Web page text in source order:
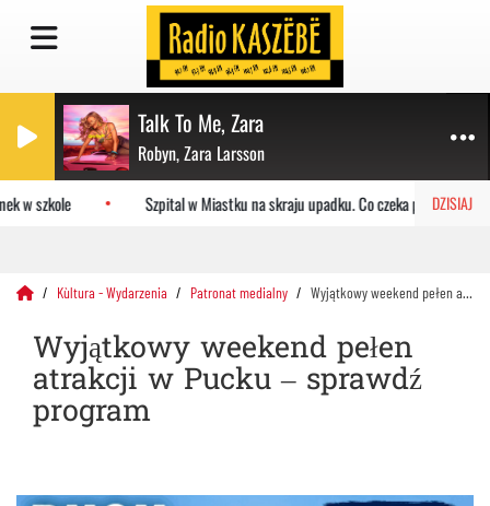
Talk To Me, Zara
Robyn, Zara Larsson
DZISIAJ
w szkole Szpital w Miastku na skraju upadku. Co czeka placówkę?
Kùltura - Wydarzenia Patronat medialny Wyjątkowy weekend pełen atrakcji w Pucku – sprawdź program
Wyjątkowy weekend pełen
atrakcji w Pucku – sprawdź
program